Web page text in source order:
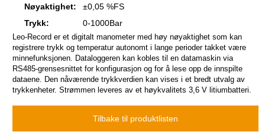
Nøyaktighet:
±0,05 %FS
Trykk:
0-1000Bar
Leo-Record er et digitalt manometer med høy nøyaktighet som kan
registrere trykk og temperatur autonomt i lange perioder takket være
minnefunksjonen. Dataloggeren kan kobles til en datamaskin via
RS485-grensesnittet for konfigurasjon og for å lese opp de innspilte
dataene. Den nåværende trykkverdien kan vises i et bredt utvalg av
trykkenheter. Strømmen leveres av et høykvalitets 3,6 V litiumbatteri.